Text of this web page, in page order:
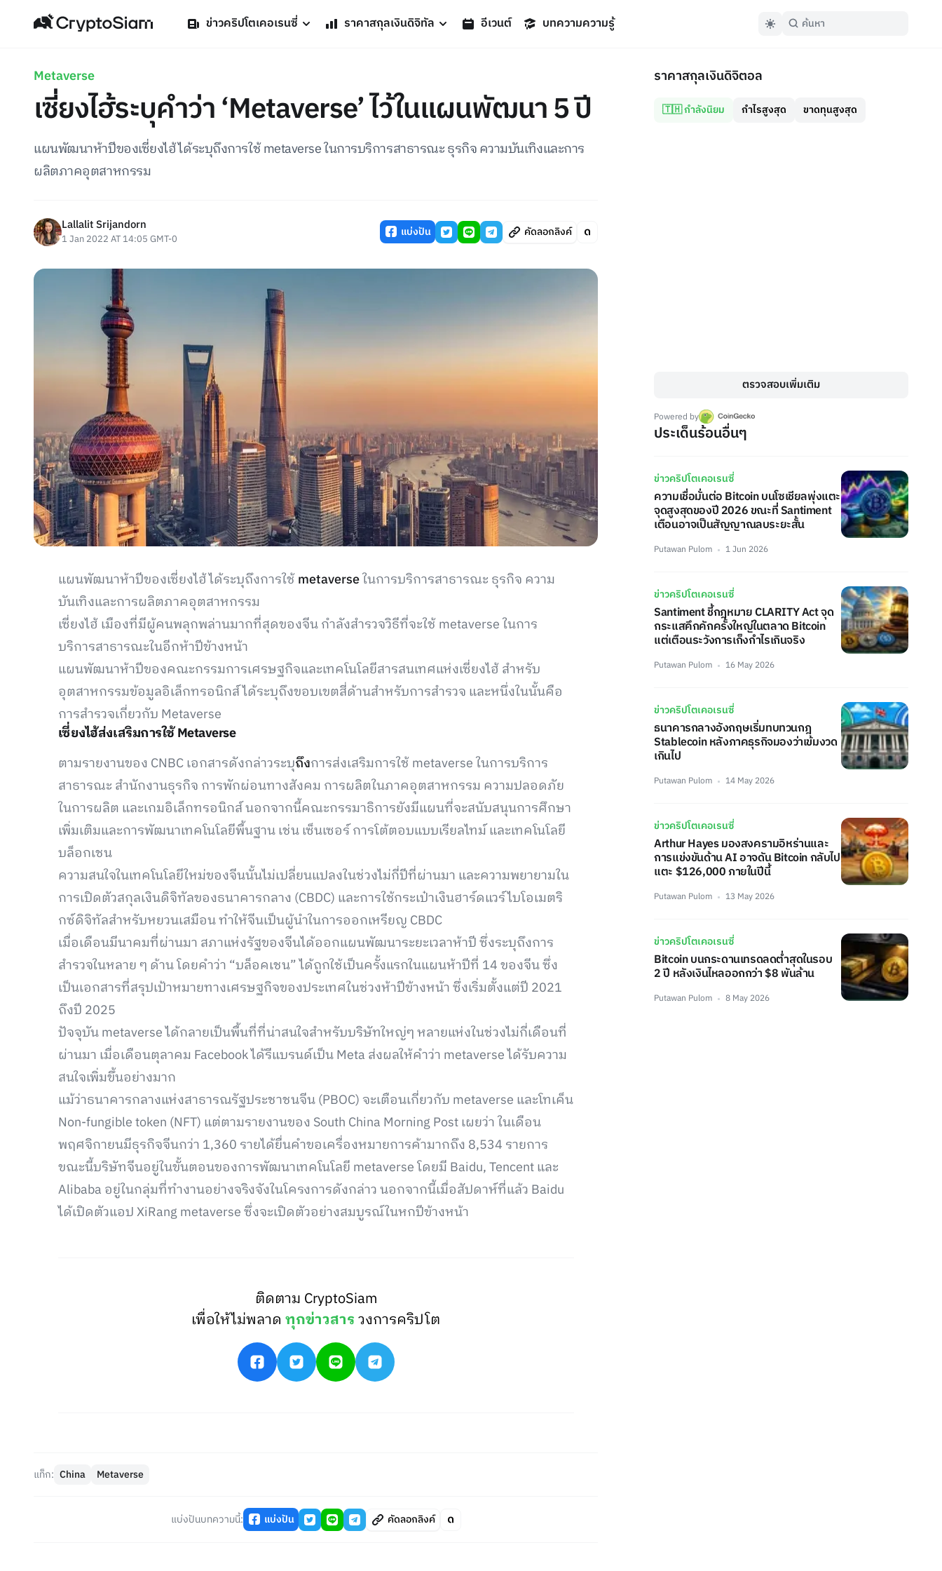
ข่าวคริปโตเคอเรนซี่ ราคาสกุลเงินดิจิทัล อีเวนต์ บทความความรู้
Metaverse
เซี่ยงไฮ้ระบุคำว่า ‘Metaverse’ ไว้ในแผนพัฒนา 5 ปี
แผนพัฒนาห้าปีของเซี่ยงไฮ้ได้ระบุถึงการใช้ metaverse ในการบริการสาธารณะ ธุรกิจ ความบันเทิงและการ
ผลิตภาคอุตสาหกรรม
Lallalit Srijandorn
1 Jan 2022 AT 14:05 GMT-0 แบ่งปัน คัดลอกลิงค์
แผนพัฒนาห้าปีของเซี่ยงไฮ้ได้ระบุถึงการใช้metaverseในการบริการสาธารณะ ธุรกิจ ความ
บันเทิงและการผลิตภาคอุตสาหกรรม
เซี่ยงไฮ้ เมืองที่มีผู้คนพลุกพล่านมากที่สุดของจีน กำลังสำรวจวิธีที่จะใช้ metaverse ในการ
บริการสาธารณะในอีกห้าปีข้างหน้า
แผนพัฒนาห้าปีของคณะกรรมการเศรษฐกิจและเทคโนโลยีสารสนเทศแห่งเซี่ยงไฮ้ สำหรับ
อุตสาหกรรมข้อมูลอิเล็กทรอนิกส์ได้ระบุถึงขอบเขตสี่ด้านสำหรับการสำรวจ และหนึ่งในนั้นคือ
การสำรวจเกี่ยวกับ Metaverse
เซี่ยงไฮ้ส่งเสริมการใช้ Metaverse
ตามรายงานของ CNBC เอกสารดังกล่าวระบุถึงการส่งเสริมการใช้ metaverse ในการบริการ
สาธารณะ สำนักงานธุรกิจ การพักผ่อนทางสังคม การผลิตในภาคอุตสาหกรรม ความปลอดภัย
ในการผลิต และเกมอิเล็กทรอนิกส์ นอกจากนี้คณะกรรมาธิการยังมีแผนที่จะสนับสนุนการศึกษา
เพิ่มเติมและการพัฒนาเทคโนโลยีพื้นฐาน เช่น เซ็นเซอร์ การโต้ตอบแบบเรียลไทม์ และเทคโนโลยี
บล็อกเชน
ความสนใจในเทคโนโลยีใหม่ของจีนนั้นไม่เปลี่ยนแปลงในช่วงไม่กี่ปีที่ผ่านมา และความพยายามใน
การเปิดตัวสกุลเงินดิจิทัลของธนาคารกลาง (CBDC) และการใช้กระเป๋าเงินฮาร์ดแวร์ไบโอเมตริ
กซ์ดิจิทัลสำหรับหยวนเสมือน ทำให้จีนเป็นผู้นำในการออกเหรียญ CBDC
เมื่อเดือนมีนาคมที่ผ่านมา สภาแห่งรัฐของจีนได้ออกแผนพัฒนาระยะเวลาห้าปี ซึ่งระบุถึงการ
สำรวจในหลาย ๆ ด้าน โดยคำว่า “บล็อคเชน” ได้ถูกใช้เป็นครั้งแรกในแผนห้าปีที่ 14 ของจีน ซึ่ง
เป็นเอกสารที่สรุปเป้าหมายทางเศรษฐกิจของประเทศในช่วงห้าปีข้างหน้า ซึ่งเริ่มตั้งแต่ปี 2021
ถึงปี 2025
ปัจจุบัน metaverse ได้กลายเป็นพื้นที่ที่น่าสนใจสำหรับบริษัทใหญ่ๆ หลายแห่งในช่วงไม่กี่เดือนที่
ผ่านมา เมื่อเดือนตุลาคม Facebook ได้รีแบรนด์เป็น Meta ส่งผลให้คำว่า metaverse ได้รับความ
สนใจเพิ่มขึ้นอย่างมาก
แม้ว่าธนาคารกลางแห่งสาธารณรัฐประชาชนจีน (PBOC) จะเตือนเกี่ยวกับ metaverse และโทเค็น
Non-fungible token (NFT) แต่ตามรายงานของ South China Morning Post เผยว่า ในเดือน
พฤศจิกายนมีธุรกิจจีนกว่า 1,360 รายได้ยื่นคำขอเครื่องหมายการค้ามากถึง 8,534 รายการ
ขณะนี้บริษัทจีนอยู่ในขั้นตอนของการพัฒนาเทคโนโลยี metaverse โดยมี Baidu, Tencent และ
Alibaba อยู่ในกลุ่มที่ทำงานอย่างจริงจังในโครงการดังกล่าว นอกจากนี้เมื่อสัปดาห์ที่แล้ว Baidu
ได้เปิดตัวแอป XiRang metaverse ซึ่งจะเปิดตัวอย่างสมบูรณ์ในหกปีข้างหน้า
ติดตาม CryptoSiam
เพื่อให้ไม่พลาดทุกข่าวสารวงการคริปโต
แท็ก: China Metaverse
แบ่งปันบทความนี้: แบ่งปัน คัดลอกลิงค์
ราคาสกุลเงินดิจิตอล
🇹🇭 กำลังนิยม กำไรสูงสุด ขาดทุนสูงสุด
ตรวจสอบเพิ่มเติม
Powered by
ประเด็นร้อนอื่นๆ
ข่าวคริปโตเคอเรนซี่
ความเชื่อมั่นต่อ Bitcoin บนโซเชียลพุ่งแตะ
จุดสูงสุดของปี 2026 ขณะที่ Santiment
เตือนอาจเป็นสัญญาณลบระยะสั้น
Putawan Pulom 1 Jun 2026
ข่าวคริปโตเคอเรนซี่
Santiment ชี้กฎหมาย CLARITY Act จุด
กระแสคึกคักครั้งใหญ่ในตลาด Bitcoin
แต่เตือนระวังการเก็งกำไรเกินจริง
Putawan Pulom 16 May 2026
ข่าวคริปโตเคอเรนซี่
ธนาคารกลางอังกฤษเริ่มทบทวนกฎ
Stablecoin หลังภาคธุรกิจมองว่าเข้มงวด
เกินไป
Putawan Pulom 14 May 2026
ข่าวคริปโตเคอเรนซี่
Arthur Hayes มองสงครามอิหร่านและ
การแข่งขันด้าน AI อาจดัน Bitcoin กลับไป
แตะ $126,000 ภายในปีนี้
Putawan Pulom 13 May 2026
ข่าวคริปโตเคอเรนซี่
Bitcoin บนกระดานเทรดลดต่ำสุดในรอบ
2 ปี หลังเงินไหลออกกว่า $8 พันล้าน
Putawan Pulom 8 May 2026